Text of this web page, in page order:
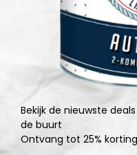
Bekijk de nieuwste
de buurt
Ontvang tot 25%